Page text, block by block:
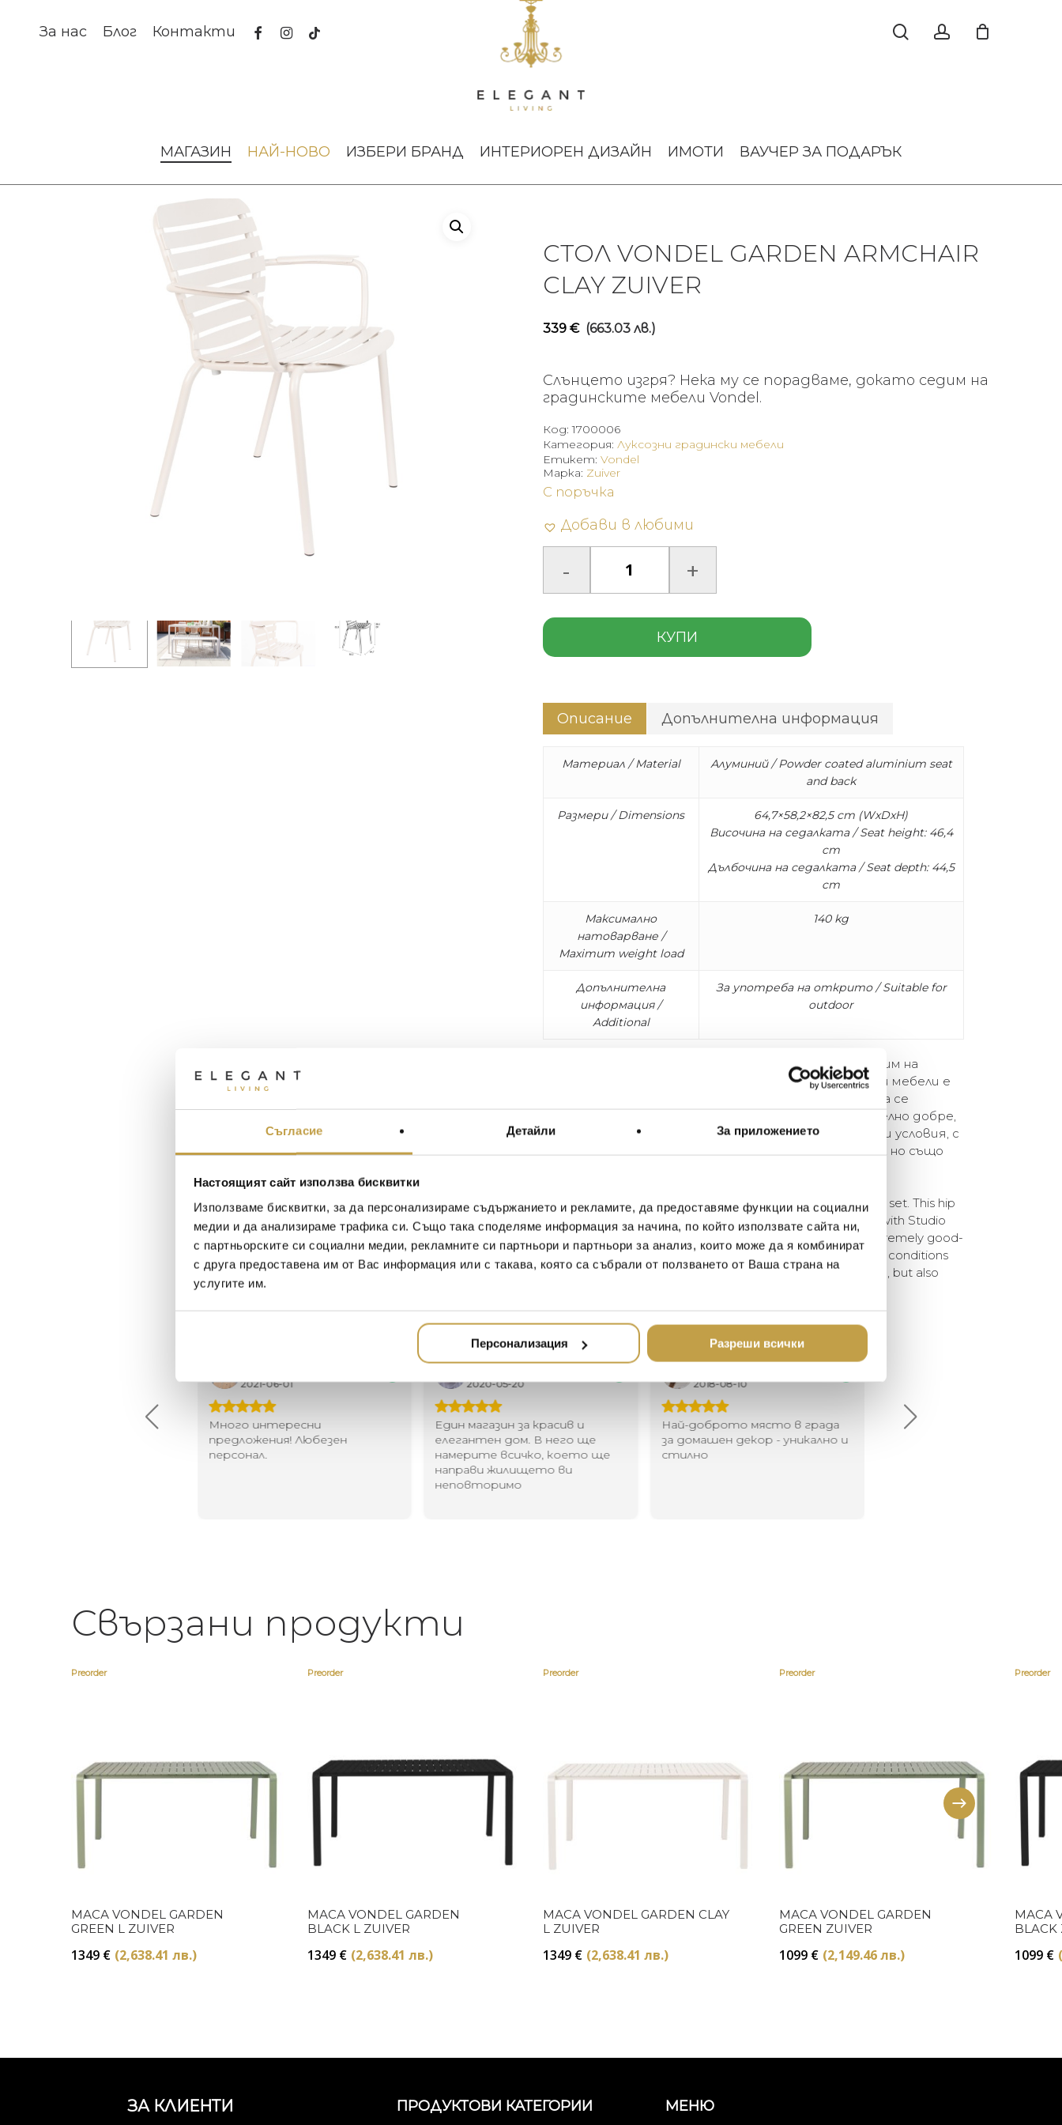
Съгласие Детайли За приложението
Настоящият сайт използва бисквитки
Използваме бисквитки, за да персонализираме съдържанието и рекламите, да предоставяме функции на социални
медии и да анализираме трафика си. Също така споделяме информация за начина, по който използвате сайта ни,
с партньорските си социални медии, рекламните си партньори и партньори за анализ, които може да я комбинират
с друга предоставена им от Вас информация или с такава, която са събрали от ползването от Ваша страна на
услугите им.
Персонализация Разреши всички
За нас Блог Контакти facebookinstagram
tiktok
МАГАЗИН НАЙ-НОВО ИЗБЕРИ БРАНД ИНТЕРИОРЕН ДИЗАЙН ИМОТИ ВАУЧЕР ЗА ПОДАРЪК
СТОЛ VONDEL GARDEN ARMCHAIR
CLAY ZUIVER
339 € (663.03 лв.)
Слънцето изгря? Нека му се порадваме, докато седим на
градинските мебели Vondel.
Код:1700006
Категория: Луксозни градински мебели
Етикет: Vondel
С поръчка
Добави в любими
КУПИ
Марка: Zuiver
Описание Допълнителна информация
Материал / Material
Алуминий / Powder coated aluminium seat
and back
Размери / Dimensions
64,7×58,2×82,5 cm (WxDxH)
Височина на седалката / Seat height: 46,4
cm
Дълбочина на седалката / Seat depth: 44,5
cm
Максимално
натоварване /
Maximum weight load
140 kg
Допълнителна
информация /
Additional
За употреба на открито / Suitable for
outdoor
Слънцето изгря? Нека му се порадваме, докато седим на
градинските мебели Vondel. Тази колекция градински мебели е
създадена в сътрудничество със Studio APE. И как са се
справили! Тези мебели не само изглеждат изключително добре,
но и са подходящи за екстремните метеорологични условия, с
които понякога се сблъскваме. Много дъжд и вятър, но също
Sun’s out? Yes? Let’s enjoy it while sitting on Vondel garden set. This hip
and happening outdoor set was designed in collaboration with Studio
APE. And boy did we do a good job! This set is not only extremely good-
looking, it is also sturdy and made for the extreme weather conditions
we sometimes have to deal with. Think lots of rain and wind, but also
2021-06-01
Много интересни
предложения! Любезен
персонал.
Иван Иванов
2020-05-20
Един магазин за красив и
елегантен дом. В него ще
намерите всичко, което ще
направи жилището ви
неповторимо
Ивелина Линковска
2018-08-10
Най-доброто място в града
за домашен декор - уникално и
стилно
Хареса ми
Свързани продукти
Preorder
Купи
МАСА VONDEL GARDEN
GREEN L ZUIVER
1349 € (2,638.41 лв.)
Preorder
Купи
МАСА VONDEL GARDEN
BLACK L ZUIVER
1349 € (2,638.41 лв.)
Preorder
Купи
МАСА VONDEL GARDEN CLAY
L ZUIVER
1349 € (2,638.41 лв.)
Preorder
Купи
МАСА VONDEL GARDEN
GREEN ZUIVER
1099 € (2,149.46 лв.)
Preorder
МАСА
BLACK
1099 €
ЗА КЛИЕНТИ ПРОДУКТОВИ КАТЕГОРИИ МЕНЮ